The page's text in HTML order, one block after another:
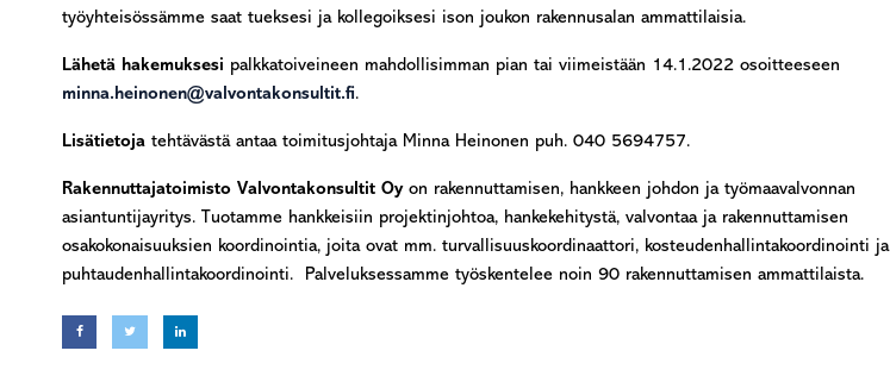
työyhteisössämme saat tueksesi ja kollegoiksesi ison joukon rakennusalan ammattilaisia.
Lähetä hakemuksesi palkkatoiveineen mahdollisimman pian tai viimeistään 14.1.2022 osoitteeseen
minna.heinonen@valvontakonsultit.fi.
Lisätietoja tehtävästä antaa toimitusjohtaja Minna Heinonen puh. 040 5694757.
Rakennuttajatoimisto Valvontakonsultit Oy on rakennuttamisen, hankkeen johdon ja työmaavalvonnan
asiantuntijayritys. Tuotamme hankkeisiin projektinjohtoa, hankekehitystä, valvontaa ja rakennuttamisen
osakokonaisuuksien koordinointia, joita ovat mm. turvallisuuskoordinaattori, kosteudenhallintakoordinointi ja
puhtaudenhallintakoordinointi. Palveluksessamme työskentelee noin 90 rakennuttamisen ammattilaista.